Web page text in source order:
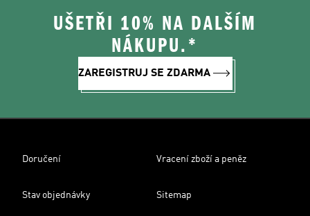
UŠETŘI 10% NA DALŠÍM
NÁKUPU.*
ZAREGISTRUJ SE ZDARMA
Doručení Vracení zboží a peněz
Stav objednávky Sitemap